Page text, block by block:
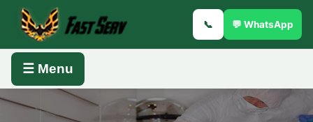
📞 💬 WhatsApp
☰ Menu